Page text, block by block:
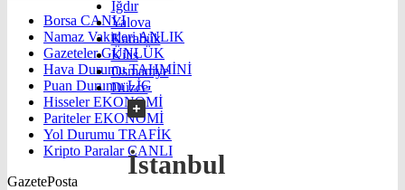
Iğdır
Yalova
Karabük
Kilis
Osmaniye
Düzce
İstanbul
Borsa CANLI
Namaz VakitleriANLIK
GazetelerGÜNLÜK
Hava DurumuTAHMİNİ
Puan DurumuLİG
HisselerEKONOMİ
ParitelerEKONOMİ
Yol Durumu TRAFİK
Kripto ParalarCANLI
GazetePosta